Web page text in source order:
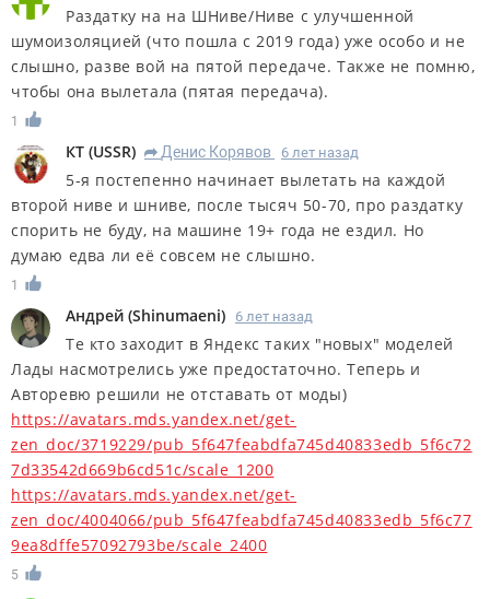
Раздатку на на ШНиве/Ниве с улучшенной
шумоизоляцией (что пошла с 2019 года) уже особо и не
слышно, разве вой на пятой передаче. Также не помню,
чтобы она вылетала (пятая передача).
1
КT (USSR) R Денис Корявов 6 лет назад
5-я постепенно начинает вылетать на каждой
второй ниве и шниве, после тысяч 50-70, про раздатку
спорить не буду, на машине 19+ года не ездил. Но
думаю едва ли её совсем не слышно.
1
Андрей (Shinumaeni) 6 лет назад
Те кто заходит в Яндекс таких "новых" моделей
Лады насмотрелись уже предостаточно. Теперь и
Авторевю решили не отставать от моды)
https://avatars.mds.yandex.net/get-
zen_doc/3719229/pub_5f647feabdfa745d40833edb_5f6c72
7d33542d669b6cd51c/scale_1200
https://avatars.mds.yandex.net/get-
zen_doc/4004066/pub_5f647feabdfa745d40833edb_5f6c77
9ea8dffe57092793be/scale_2400
5